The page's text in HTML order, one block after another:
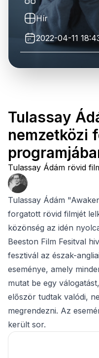
Hír
2022-04-11
Tulassay
nemzetközi
Tulassay Ádám rövid
Tulassay Ádám
forgatott rövid filmjét
közönség az idén
Beeston Film Fesitval
fesztivál az észak-
eseménye, amely
mutat be egy
először tudtak valódi,
megrendezni. Az
került sor.